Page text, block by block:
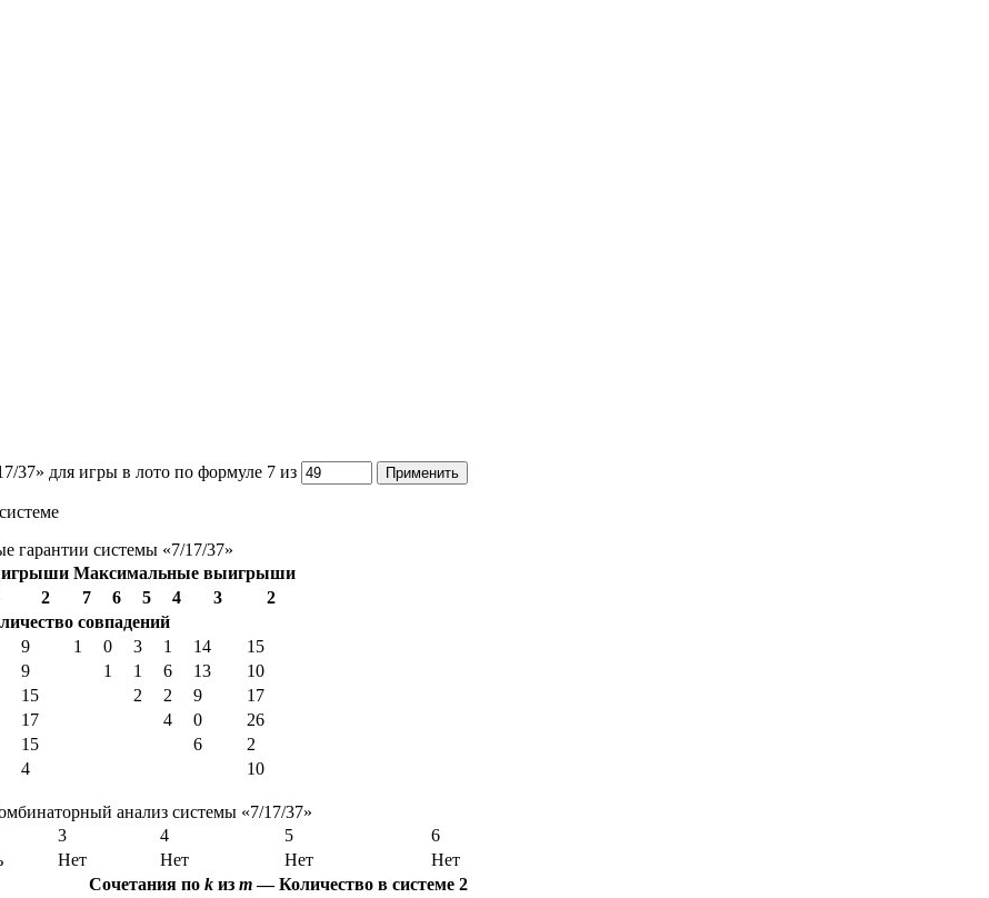
37» для игры в лото по формуле 7 из
гарантии системы «7/17/37»
Максимальные выигрыши
2 7 6 5 4 3
2
совпадений
9 1 0 3 1 14
15
9 1 1 6 13
10
15 2 2 9
17
17 4 0
26
15 6
2
4 10
анализ системы «7/17/37»
3 4 5
6
Нет Нет Нет
Нет
Сочетания по kиз m—Количество в системе 2